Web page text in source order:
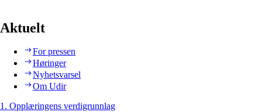
Aktuelt
For pressen
Høringer
Nyhetsvarsel
Om Udir
1. Opplæringens verdigrunnlag